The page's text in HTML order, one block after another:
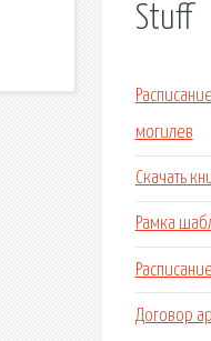
Stuff
могилев
Скачать
Рамка
Договор